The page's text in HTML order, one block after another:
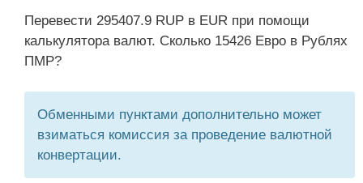
Перевести 295407.9 RUP в EUR при помощи
калькулятора валют. Сколько 15426 Евро в Рублях
ПМР?
Обменными пунктами дополнительно может
взиматься комиссия за проведение валютной
конвертации.